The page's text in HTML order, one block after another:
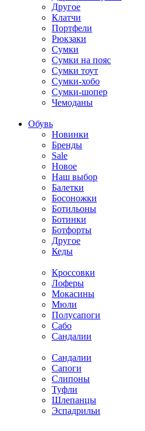
Другое
Клатчи
Портфели
Рюкзаки
Сумки
Сумки на пояс
Сумки тоут
Сумки-хобо
Сумки-шопер
Чемоданы
Обувь
Новинки
Бренды
Sale
Новое
Наш выбор
Балетки
Босоножки
Ботильоны
Ботинки
Ботфорты
Другое
Кеды
Кроссовки
Лоферы
Мокасины
Мюли
Полусапоги
Сабо
Сандалии
Сандалии
Сапоги
Слипоны
Туфли
Шлепанцы
Эспадрильи